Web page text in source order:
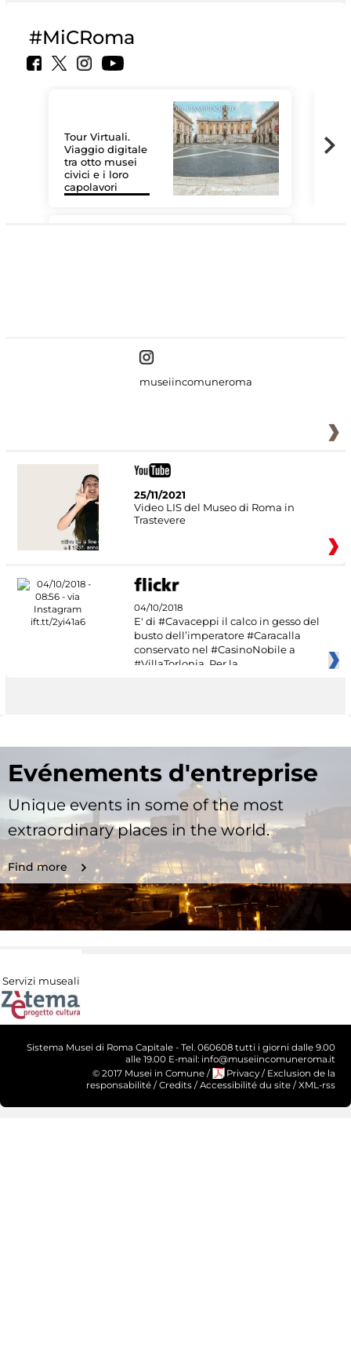
#MiCRoma
Tour Virtuali.
Viaggio digitale
tra otto musei
civici e i loro
capolavori
museiincomuneroma
25/11/2021
Video LIS del Museo di Roma in
Trastevere
04/10/2018
E' di #Cavaceppi il calco in gesso del
busto dell’imperatore #Caracalla
conservato nel #CasinoNobile a
#VillaTorlonia. Per la
Evénements d'entreprise
Unique events in some of the most
extraordinary places in the world.
Find more
Servizi museali
Sistema Musei di Roma Capitale - Tel. 060608 tutti i giorni dalle 9.00
alle 19.00 E-mail: info@museiincomuneroma.it
© 2017 Musei in Comune / Privacy / Exclusion de la
responsabilité / Credits / Accessibilité du site / XML-rss